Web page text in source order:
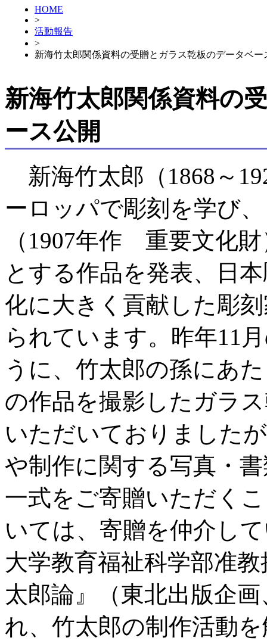
HOME
>
活動報告
>
新海竹太郎関係資料の受贈とガラス乾板のデータベー
新海竹太郎関係資料の
ース公開
新海竹太郎（1868～
ーロッパで彫刻を学び
（1907年作 重要文化
とする作品を発表、日
化に大きく貢献した彫
られています。昨年11
うに、竹太郎の孫にあ
の作品を撮影したガラ
いただいておりました
や制作に関する写真・
一式をご寄贈いただく
いては、寄贈を仲介し
大学教育福祉科学部准
太郎論』（東北出版企
れ、竹太郎の制作活動